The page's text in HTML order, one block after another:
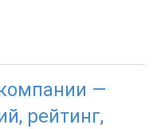
—
рейтинг,